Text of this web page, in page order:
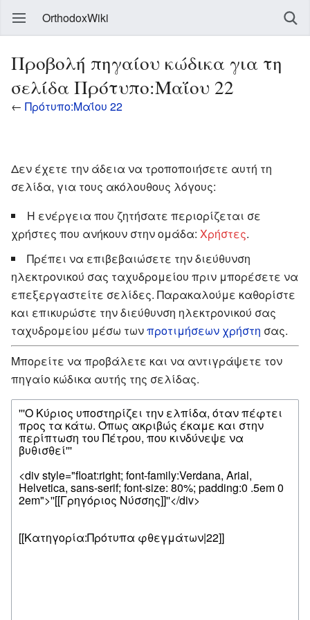
OrthodoxWiki
Προβολή πηγαίου κώδικα για τη
σελίδα Πρότυπο:Μαΐου 22
← Πρότυπο:Μαΐου 22
Δεν έχετε την άδεια να τροποποιήσετε αυτή τη
σελίδα, για τους ακόλουθους λόγους:
Η ενέργεια που ζητήσατε περιορίζεται σε
χρήστες που ανήκουν στην ομάδα: Χρήστες.
Πρέπει να επιβεβαιώσετε την διεύθυνση
ηλεκτρονικού σας ταχυδρομείου πριν μπορέσετε να
επεξεργαστείτε σελίδες. Παρακαλούμε καθορίστε
και επικυρώστε την διεύθυνση ηλεκτρονικού σας
ταχυδρομείου μέσω τωνπροτιμήσεων χρήστη σας.
Μπορείτε να προβάλετε και να αντιγράψετε τον
πηγαίο κώδικα αυτής της σελίδας.